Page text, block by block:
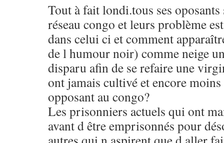
Tout à fait londi.tous ses
réseau congo et leurs problème
dans celui ci et comment
de l humour noir) comme neige
disparu afin de se refaire une
ont jamais cultivé et encore
opposant au congo?
Les prisonniers actuels qui ont
avant d être emprisonnés pour